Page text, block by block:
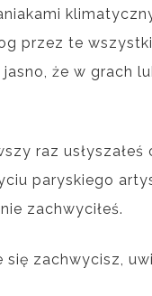
przez te
jasno, że w grach
raz usłyszałeś
paryskiego
zachwyciłeś.
się zachwycisz,